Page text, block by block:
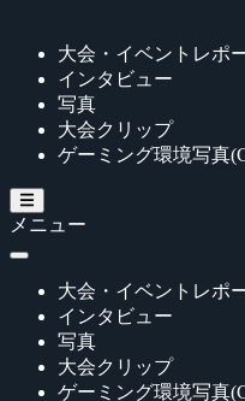
大会・イベントレポ
インタビュー
写真
大会クリップ
ゲーミング環境写真
メニュー
大会・イベントレポ
インタビュー
写真
大会クリップ
ゲーミング環境写真